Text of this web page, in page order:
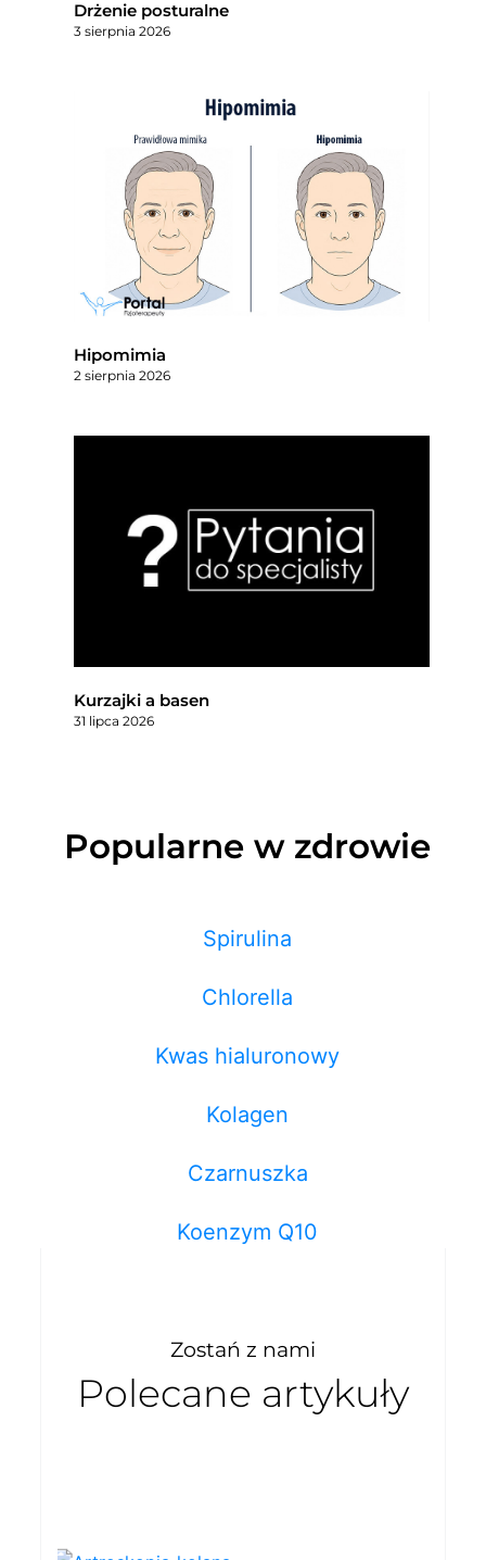
Drżenie posturalne
3 sierpnia 2026
Hipomimia
2 sierpnia 2026
Kurzajki a basen
31 lipca 2026
Popularne w zdrowie
Spirulina
Chlorella
Kwas hialuronowy
Kolagen
Czarnuszka
Koenzym Q10
Zostań z nami
Polecane artykuły